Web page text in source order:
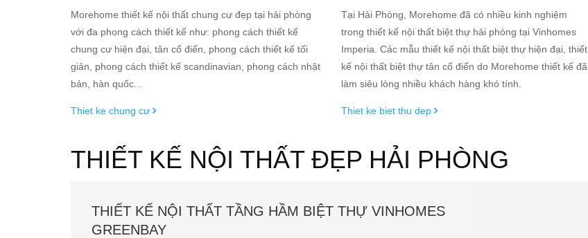
Morehome thiết kế nội thất chung cư đẹp tại hải phòng
với đa phong cách thiết kế như: phong cách thiết kế
chung cư hiện đại, tân cổ điển, phong cách thiết kế tối
giản, phong cách thiết kế scandinavian, phong cách nhật
bản, hàn quốc...
Thiet ke chung cư
Tại Hải Phòng, Morehome đã có nhiều kinh nghiệm
trong thiết kế nội thất biệt thự hải phòng tại Vinhomes
Imperia. Các mẫu thiết kế nội thất biệt thự hiện đại, thiết
kế nội thất biệt thự tân cổ điển do Morehome thiết kế đã
làm siêu lòng nhiều khách hàng khó tính.
Thiet ke biet thu dep
THIẾT KẾ NỘI THẤT ĐẸP HẢI PHÒNG
THIẾT KẾ NỘI THẤT TẦNG HẦM BIỆT THỰ VINHOMES
GREENBAY